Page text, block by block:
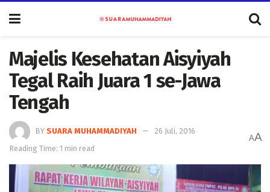
Majelis Kesehatan Aisyiyah
Tegal Raih Juara 1 se-Jawa
Tengah
BY SUARA MUHAMMADIYAH
26 Juli, 2016
Reading Time: 1 min read
AA